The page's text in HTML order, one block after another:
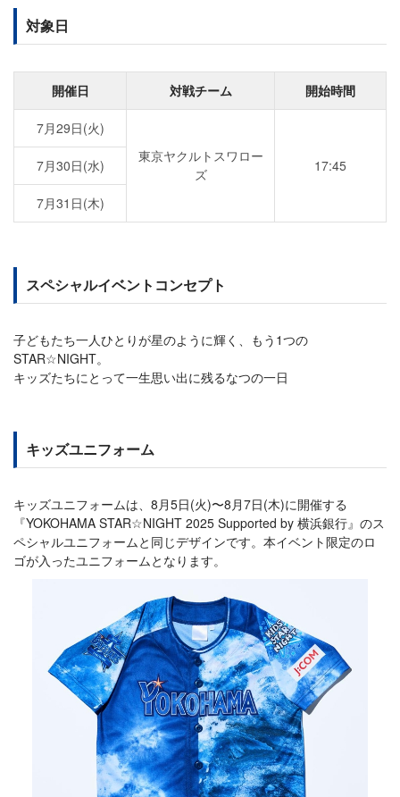
対象日
開催日 対戦チーム 開始時間
7月29日(火)
東京ヤクルトスワロー
ズ
17:45
7月30日(水)
7月31日(木)
スペシャルイベントコンセプト
子どもたち一人ひとりが星のように輝く、もう1つの
STAR☆NIGHT。
キッズたちにとって一生思い出に残るなつの一日
キッズユニフォーム
キッズユニフォームは、8月5日(火)〜8月7日(木)に開催する
『YOKOHAMA STAR☆NIGHT 2025 Supported by 横浜銀行』のス
ペシャルユニフォームと同じデザインです。本イベント限定のロ
ゴが入ったユニフォームとなります。